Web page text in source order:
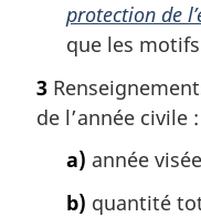
protection de
que les
3
de l’année civile :
a) année visée
b) quantité